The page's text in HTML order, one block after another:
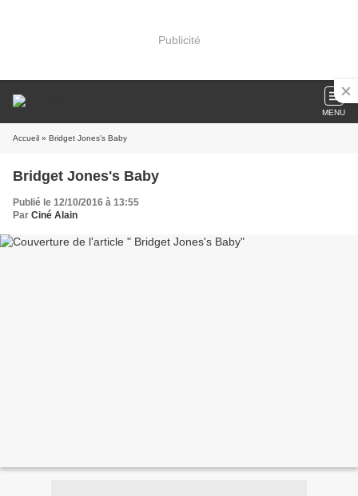
Publicité
MENU
Accueil » Bridget Jones's Baby
Bridget Jones's Baby
Publié le 12/10/2016 à 13:55
Par Ciné Alain